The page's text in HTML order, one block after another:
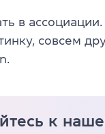
в
совсем
к